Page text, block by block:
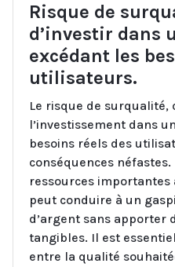
Risque de
d’investir dans
excédant les
utilisateurs.
Le risque de
l’investissement dans
besoins réels des
conséquences
ressources importantes
peut conduire à un
d’argent sans apporter
tangibles. Il est
entre la qualité